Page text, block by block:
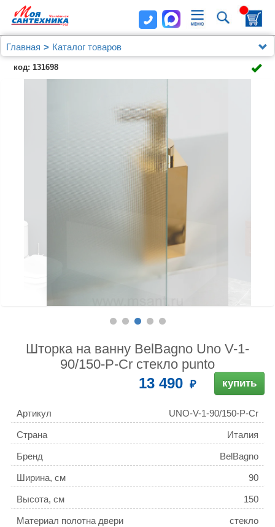
Главная
Каталог товаров
Душевые уголки, ограждения, поддоны
BelBagno
Шторка на ванну BelBagno Uno V-1-90/150-P-Cr
код: 131698
Шторка на ванну BelBagno Uno V-1-
90/150-P-Cr стекло punto
13 490 купить
Артикул UNO-V-1-90/150-P-Cr
Страна Италия
Бренд BelBagno
Ширина, см 90
Высота, см 150
Материал полотна двери стекло